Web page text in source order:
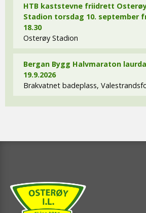
HTB kaststevne friidrett
Stadion torsdag 10. september
18.30
Osterøy Stadion
Bergan Bygg Halvmaraton
19.9.2026
Brakvatnet badeplass,